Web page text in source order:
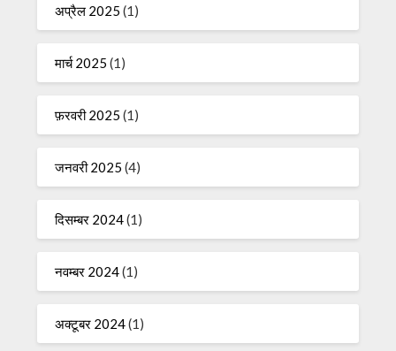
अप्रैल 2025 (1)
मार्च 2025 (1)
फ़रवरी 2025 (1)
जनवरी 2025 (4)
दिसम्बर 2024(1)
नवम्बर 2024(1)
अक्टूबर 2024(1)